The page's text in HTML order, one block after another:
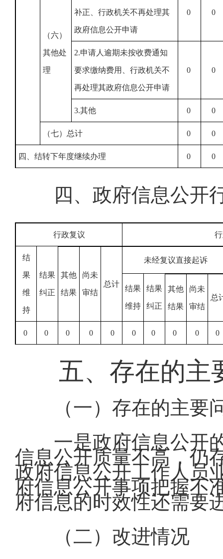
（六）
其他处
理
补正、行政机关不再处理其
政府信息公开申请
0 0
2.申请人逾期未按收费通知
要求缴纳费用、行政机关不
再处理其政府信息公开申请
0 0
3.其他 0 0
（七）总计 0 0
四、结转下年度继续办理 0 0
四、政府信息公开
行政复议
结
果
维
持
结果
纠正
其他
结果
尚未
审结
总计
未经复议直接起诉
结果
维持
结果
纠正
其他
结果
尚未
审结
总
0 0 0 0 0 0 0 0 0 0
五、存在的主
（一）存在的主要
一是政府信息公开
信息公开质量不高，仍
政府信息公开工作人员
府信息公开事项把握不
府信息的时效性还需要
（二）改进情况